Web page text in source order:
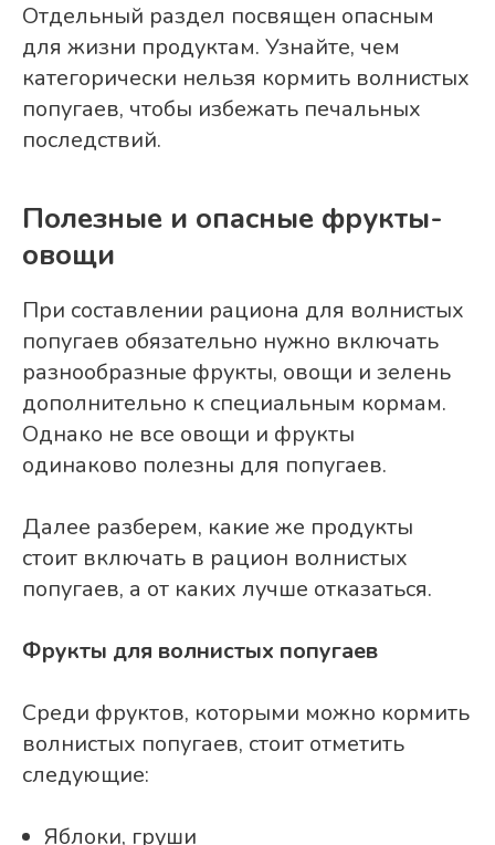
Отдельный раздел посвящен опасным
для жизни продуктам. Узнайте, чем
категорически нельзя кормить волнистых
попугаев, чтобы избежать печальных
последствий.
Полезные и опасные фрукты-
овощи
При составлении рациона для волнистых
попугаев обязательно нужно включать
разнообразные фрукты, овощи и зелень
дополнительно к специальным кормам.
Однако не все овощи и фрукты
одинаково полезны для попугаев.
Далее разберем, какие же продукты
стоит включать в рацион волнистых
попугаев, а от каких лучше отказаться.
Фрукты для волнистых попугаев
Среди фруктов, которыми можно кормить
волнистых попугаев, стоит отметить
следующие:
Яблоки, груши